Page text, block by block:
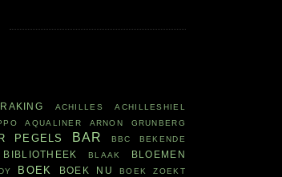
ACHILLES ACHILLESHIEL
AQUALINER
ARNON GRUNBERG
PEGELS BAR BBC BEKENDE
BIBLIOTHEEK BLAAK BLOEMEN
BOEK BOEK NU
BOEK ZOEKT